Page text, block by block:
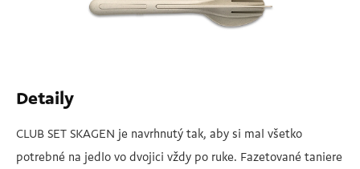
Detaily
CLUB SET SKAGEN je navrhnutý tak, aby si mal všetko
potrebné na jedlo vo dvojici vždy po ruke. Fazetované taniere